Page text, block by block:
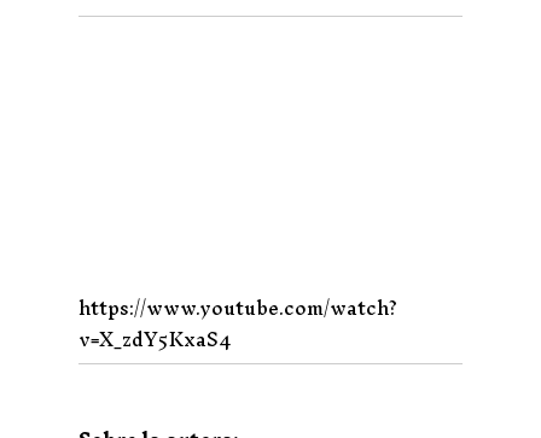
https://www.youtube.com/watch?
v=X_zdY5KxaS4